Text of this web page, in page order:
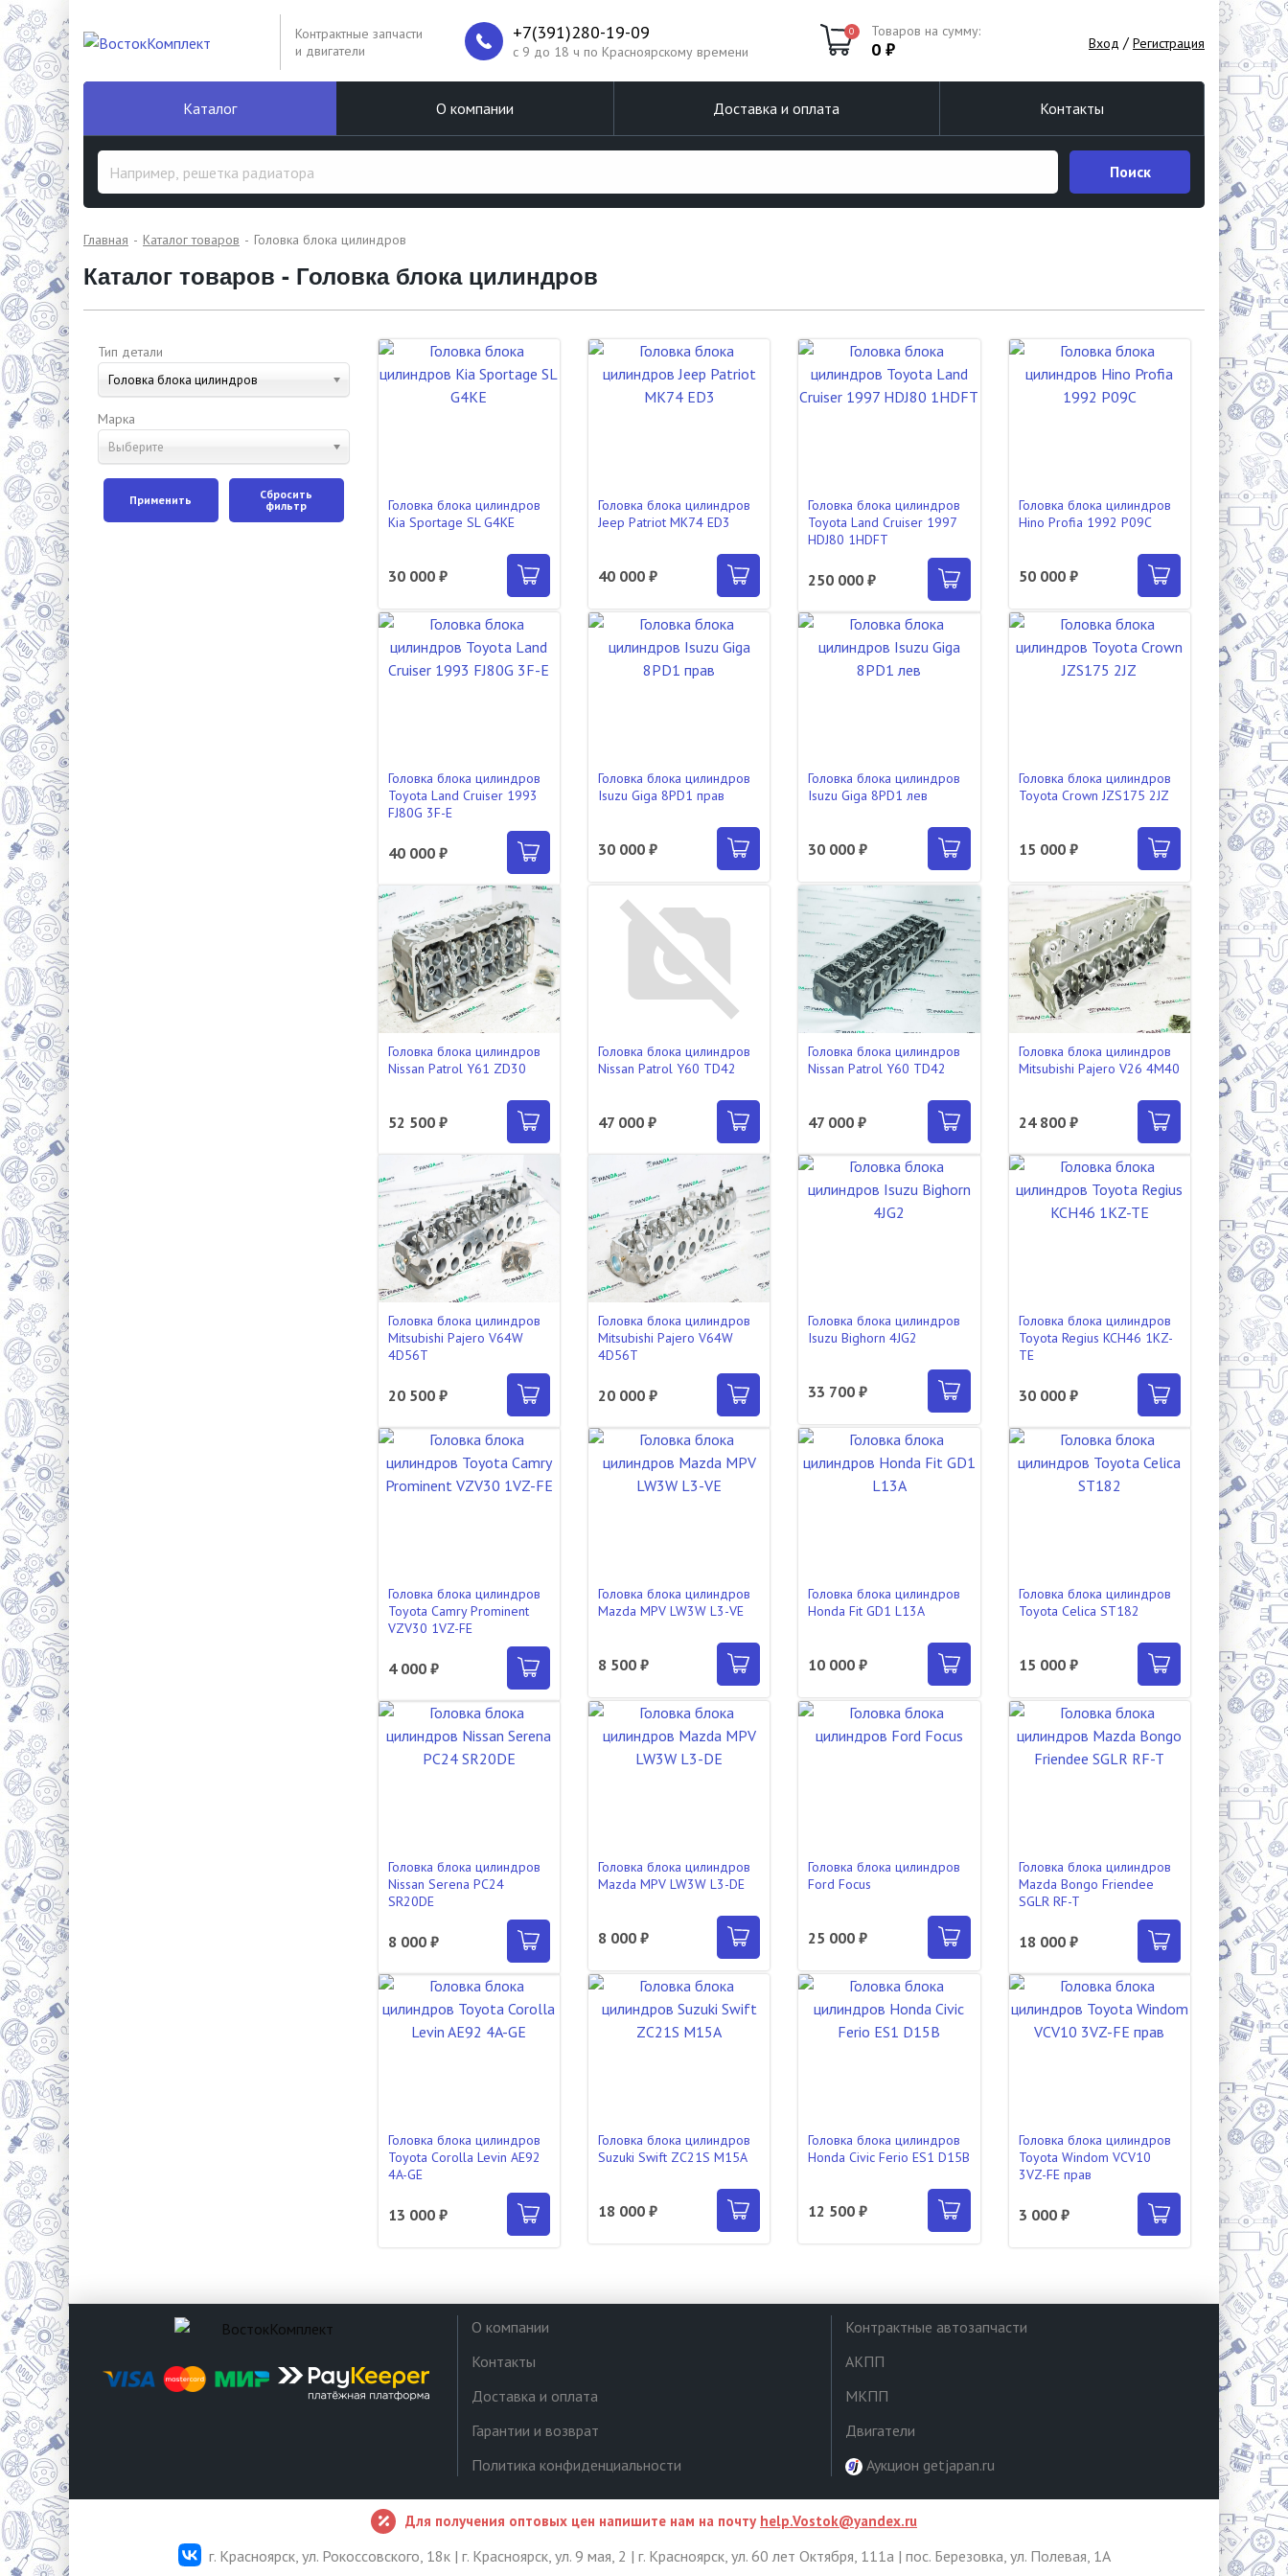
Контрактные запчасти
и двигатели
+7(391)280-19-09
c 9 до 18 ч по Красноярскому времени
0 Товаров на сумму:
0 ₽ Вход / Регистрация
Каталог О компании Доставка и оплата Контакты
Поиск
Главная Каталог товаров Головка блока цилиндров
Каталог товаров - Головка блока цилиндров
Тип детали
Головка блока цилиндров
Марка
Выберите
Применить
Сбросить
фильтр
Головка блока цилиндров
Kia Sportage SL G4KE
30 000 ₽
Головка блока цилиндров
Jeep Patriot MK74 ED3
40 000 ₽
Головка блока цилиндров
Toyota Land Cruiser 1997
HDJ80 1HDFT
250 000 ₽
Головка блока цилиндров
Hino Profia 1992 P09C
50 000 ₽
Головка блока цилиндров
Toyota Land Cruiser 1993
FJ80G 3F-E
40 000 ₽
Головка блока цилиндров
Isuzu Giga 8PD1 прав
30 000 ₽
Головка блока цилиндров
Isuzu Giga 8PD1 лев
30 000 ₽
Головка блока цилиндров
Toyota Crown JZS175 2JZ
15 000 ₽
Головка блока цилиндров
Nissan Patrol Y61 ZD30
52 500 ₽
Головка блока цилиндров
Nissan Patrol Y60 TD42
47 000 ₽
Головка блока цилиндров
Nissan Patrol Y60 TD42
47 000 ₽
Головка блока цилиндров
Mitsubishi Pajero V26 4M40
24 800 ₽
Головка блока цилиндров
Mitsubishi Pajero V64W
4D56T
20 500 ₽
Головка блока цилиндров
Mitsubishi Pajero V64W
4D56T
20 000 ₽
Головка блока цилиндров
Isuzu Bighorn 4JG2
33 700 ₽
Головка блока цилиндров
Toyota Regius KCH46 1KZ-
TE
30 000 ₽
Головка блока цилиндров
Toyota Camry Prominent
VZV30 1VZ-FE
4 000 ₽
Головка блока цилиндров
Mazda MPV LW3W L3-VE
8 500 ₽
Головка блока цилиндров
Honda Fit GD1 L13A
10 000 ₽
Головка блока цилиндров
Toyota Celica ST182
15 000 ₽
Головка блока цилиндров
Nissan Serena PC24
SR20DE
8 000 ₽
Головка блока цилиндров
Mazda MPV LW3W L3-DE
8 000 ₽
Головка блока цилиндров
Ford Focus
25 000 ₽
Головка блока цилиндров
Mazda Bongo Friendee
SGLR RF-T
18 000 ₽
Головка блока цилиндров
Toyota Corolla Levin AE92
4A-GE
13 000 ₽
Головка блока цилиндров
Suzuki Swift ZC21S M15A
18 000 ₽
Головка блока цилиндров
Honda Civic Ferio ES1 D15B
12 500 ₽
Головка блока цилиндров
Toyota Windom VCV10
3VZ-FE прав
3 000 ₽
О компании
Контакты
Доставка и оплата
Гарантии и возврат
Политика конфиденциальности
Контрактные автозапчасти
АКПП
МКПП
Двигатели
Аукцион getjapan.ru
Для получения оптовых цен напишите нам на почту help.Vostok@yandex.ru
г. Красноярск, ул. Рокоссовского, 18к | г. Красноярск, ул. 9 мая, 2 | г. Красноярск, ул. 60 лет Октября, 111а | пос. Березовка, ул. Полевая, 1А